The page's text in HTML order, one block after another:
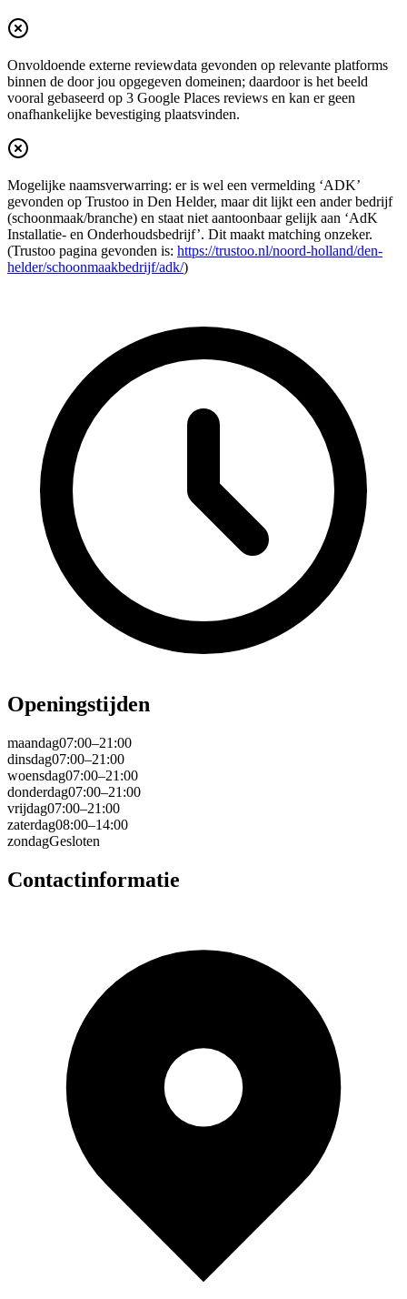
Onvoldoende externe reviewdata gevonden op relevante platforms
binnen de door jou opgegeven domeinen; daardoor is het beeld
vooral gebaseerd op 3 Google Places reviews en kan er geen
onafhankelijke bevestiging plaatsvinden.
Mogelijke naamsverwarring: er is wel een vermelding ‘ADK’
gevonden op Trustoo in Den Helder, maar dit lijkt een ander bedrijf
(schoonmaak/branche) en staat niet aantoonbaar gelijk aan ‘AdK
Installatie- en Onderhoudsbedrijf’. Dit maakt matching onzeker.
(Trustoo pagina gevonden is: https://trustoo.nl/noord-holland/den-
helder/schoonmaakbedrijf/adk/)
Openingstijden
maandag07:00–21:00
dinsdag07:00–21:00
woensdag07:00–21:00
donderdag07:00–21:00
vrijdag07:00–21:00
zaterdag08:00–14:00
zondagGesloten
Contactinformatie